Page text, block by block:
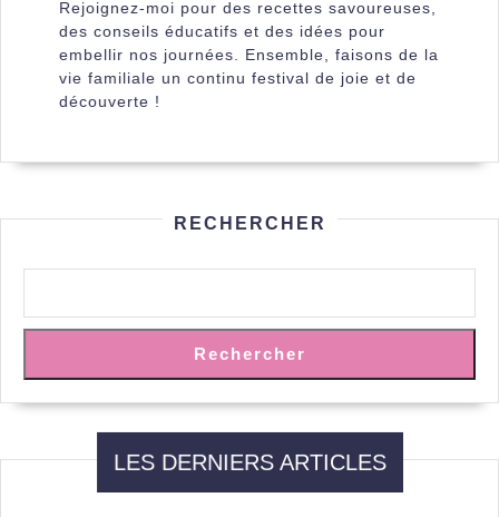
Rejoignez-moi pour des recettes savoureuses,
des conseils éducatifs et des idées pour
embellir nos journées. Ensemble, faisons de la
vie familiale un continu festival de joie et de
découverte !
RECHERCHER
Rechercher
LES DERNIERS ARTICLES